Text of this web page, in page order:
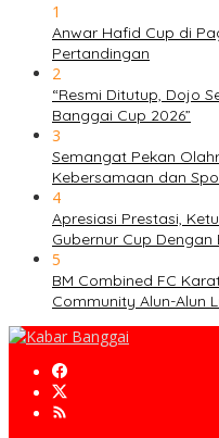
1
Anwar Hafid Cup di
Pertandingan
2
“Resmi Ditutup, Dojo
Banggai Cup 2026”
3
Semangat Pekan
Kebersamaan dan
4
Apresiasi Prestasi,
Gubernur Cup Dengan
5
BM Combined FC
Community Alun-Alun